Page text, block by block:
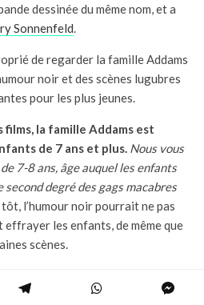
dessinée du même nom, et a
Sonnenfeld.
de regarder la famille Addams
noir et des scènes lugubres
pour les plus jeunes.
la famille Addams est
de 7 ans et plus. Nous vous
7-8 ans, âge auquel les enfants
degré des gags macabres
l’humour noir pourrait ne pas
les enfants, de même que
scènes.
qui peuvent être un peu